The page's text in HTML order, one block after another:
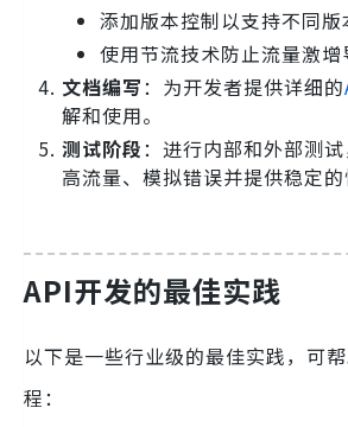
添加版本控制以支持不同版
使用节流技术防止流量激增
文档编写：为开发者提供详细的
解和使用。
测试阶段：进行内部和外部测
高流量、模拟错误并提供稳定的
API开发的最佳实践
以下是一些行业级的最佳实践，可
程：